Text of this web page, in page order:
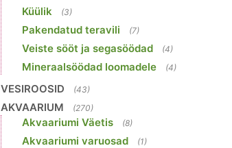
Küülik (3)
Pakendatud teravili (7)
Veiste sööt ja segasöödad (4)
Mineraalsöödad loomadele (4)
VESIROOSID (43)
AKVAARIUM (270)
Akvaariumi Väetis (8)
Akvaariumi varuosad (1)